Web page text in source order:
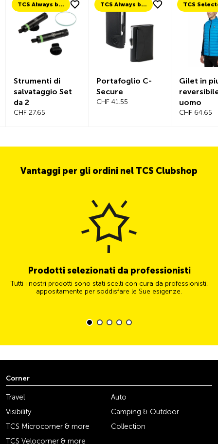
TCS Always by my side
di
Set
27.65
TCS Always by my side
Portafoglio C-
Secure
CHF 41.55
TCS Selected
Gilet in
reversibile da
uomo
CHF 64.65
Vantaggi per gli ordini nel TCS Clubshop
Prodotti selezionati da professionisti
Tutti i nostri prodotti sono stati scelti con cura da professionisti,
appositamente per soddisfare le Sue esigenze.
Corner
Travel
Auto
Visibility
Camping & Outdoor
TCS Microcorner & more
Collection
TCS Velocorner & more